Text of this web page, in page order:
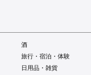
酒
旅行・宿泊・体験
日用品・雑貨